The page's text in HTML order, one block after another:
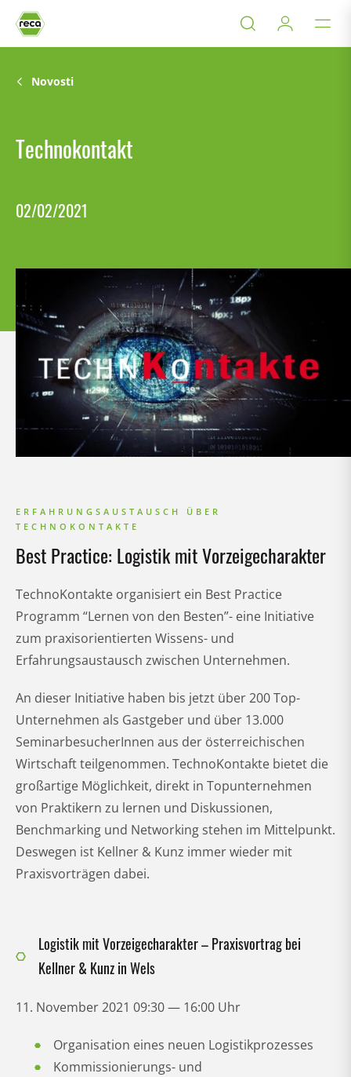
Novosti
Technokontakt
02/02/2021
ERFAHRUNGSAUSTAUSCH ÜBER
TECHNOKONTAKTE
Best Practice: Logistik mit Vorzeigecharakter
TechnoKontakte organisiert ein Best Practice
Programm “Lernen von den Besten”- eine Initiative
zum praxisorientierten Wissens- und
Erfahrungsaustausch zwischen Unternehmen.
An dieser Initiative haben bis jetzt über 200 Top-
Unternehmen als Gastgeber und über 13.000
SeminarbesucherInnen aus der österreichischen
Wirtschaft teilgenommen. TechnoKontakte bietet die
großartige Möglichkeit, direkt in Topunternehmen
von Praktikern zu lernen und Diskussionen,
Benchmarking und Networking stehen im Mittelpunkt.
Deswegen ist Kellner & Kunz immer wieder mit
Praxisvorträgen dabei.
Logistik mit Vorzeigecharakter – Praxisvortrag bei
Kellner & Kunz in Wels
11. November 2021 09:30 — 16:00 Uhr
Organisation eines neuen Logistikprozesses
Kommissionierungs- und